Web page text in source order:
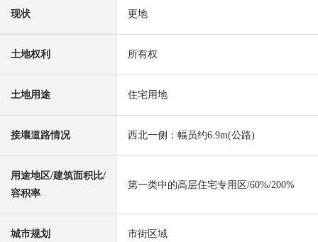
现状 更地
土地权利 所有权
土地用途 住宅用地
接壤道路情况 西北一侧：幅员约6.9m(公路)
用途地区/建筑面积比/
容积率
第一类中的高层住宅专用区/60%/200%
城市规划 市街区域